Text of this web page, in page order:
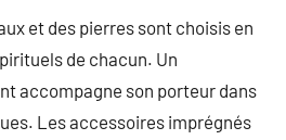
et des pierres sont choisis en
de chacun. Un
accompagne son porteur dans
Les accessoires imprégnés